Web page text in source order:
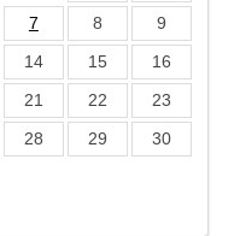
7 8
9
14 15
16
21 22
23
28 29
30